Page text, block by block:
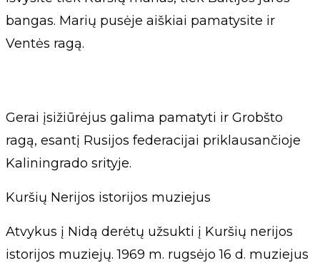
bangas. Marių pusėje aiškiai pamatysite ir
Ventės ragą.
Gerai įsižiūrėjus galima pamatyti ir Grobšto
ragą, esantį Rusijos federacijai priklausančioje
Kaliningrado srityje.
Kuršių Nerijos istorijos muziejus
Atvykus į Nidą derėtų užsukti į Kuršių nerijos
istorijos muziejų. 1969 m. rugsėjo 16 d. muziejus